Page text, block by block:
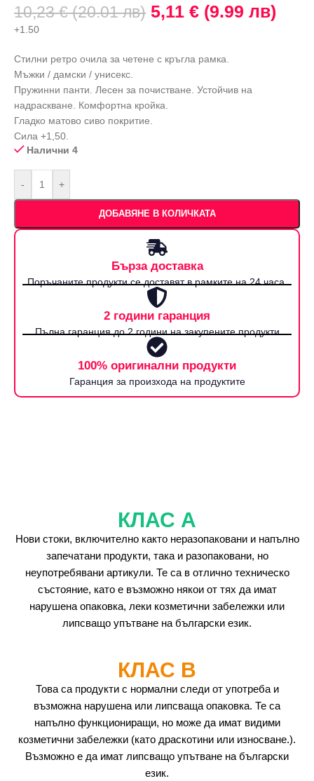
10,23 € (20.01 лв) 5,11 € (9.99 лв)
+1.50
Стилни ретро очила за четене с кръгла рамка.
Мъжки / дамски / унисекс.
Пружинни панти. Лесен за почистване. Устойчив на
надраскване. Комфортна кройка.
Гладко матово сиво покритие.
Сила +1,50.
Налични 4
- +
ДОБАВЯНЕ В КОЛИЧКАТА
Бърза доставка
Поръчаните продукти се доставят в рамките на 24 часа.
2 години гаранция
Пълна гаранция до 2 години на закупените продукти
100% оригинални продукти
Гаранция за произхода на продуктите
КЛАС А
Нови стоки, включително както неразопаковани и напълно
запечатани продукти, така и разопаковани, но
неупотребявани артикули. Те са в отлично техническо
състояние, като е възможно някои от тях да имат
нарушена опаковка, леки козметични забележки или
липсващо упътване на български език.
КЛАС B
Това са продукти с нормални следи от употреба и
възможна нарушена или липсваща опаковка. Те са
напълно функциониращи, но може да имат видими
козметични забележки (като драскотини или износване.).
Възможно е да имат липсващо упътване на български
език.